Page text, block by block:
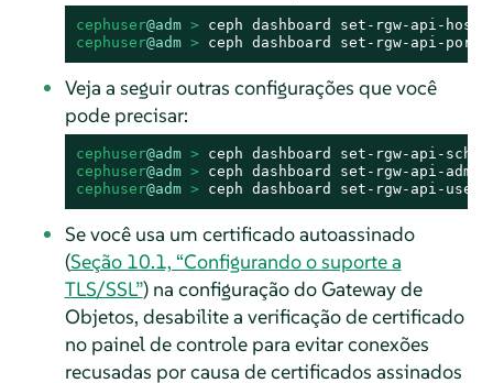
cephuser@adm > ceph dashboard set-rgw-api-host
cephuser@adm > ceph dashboard set-rgw-api-port
Veja a seguir outras configurações que você
pode precisar:
cephuser@adm > ceph dashboard set-rgw-api-
cephuser@adm > ceph dashboard set-rgw-api-
cephuser@adm > ceph dashboard set-rgw-api-
Se você usa um certificado autoassinado
(Seção 10.1, “Configurando o suporte a
TLS/SSL”) na configuração do Gateway de
Objetos, desabilite a verificação de certificado
no painel de controle para evitar conexões
recusadas por causa de certificados assinados